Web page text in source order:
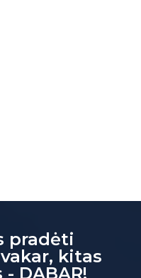
pradėti
kitas
DABAR!